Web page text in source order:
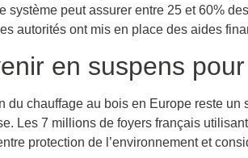
système peut assurer entre 25 et 60%
autorités ont mis en place des aides
en suspens
du chauffage au bois en Europe reste
Les 7 millions de foyers français
protection de l’environnement et